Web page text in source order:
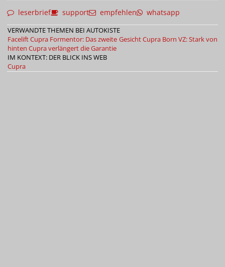
leserbrief support empfehlen whatsapp
VERWANDTE THEMEN BEI AUTOKISTE
Facelift Cupra Formentor: Das zweite GesichtCupra Born VZ: Stark von
hinten Cupra verlängert die Garantie
IM KONTEXT: DER BLICK INS WEB
Cupra